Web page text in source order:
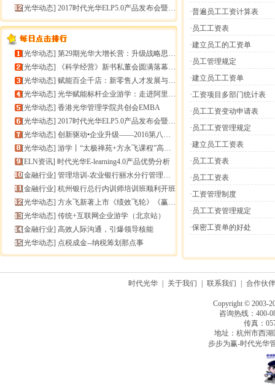
[光华动态] 2017时代光华ELP5.0产品发布会暨构建企业员工
[光华动态] 第29期光华大增长营：升级战略思维，加速企业增长
[光华动态]
《科学经营》新书私董会圆满落幕｜用科学经营助推企业高
[光华动态] 赋能百企千店：新零售人才发展与组织能力微诊断
[光华动态] 光华赋能标杆企业游学：走进阿里巴巴+绿城管理集团
[光华动态] 香港光华管理学院共创会EMBA
[光华动态] 2017时代光华ELP5.0产品发布会暨构建企业员工
[光华动态] 创新驱动•企业升级——2016第八届（中
[光华动态] 游学丨“太极禅苑+方永飞课程”高端商圈项目启动
[ELN资讯] 时代光华E-learning4.0产品优势分析
[金融行业] 管理培训-农业银行丽水分行管理培训
[金融行业] 杭州银行总行内训师培训班顺利开班
[光华动态] 方永飞新著上市《绩效飞轮》《赢在中层》六折抢鲜！
[光华动态] 传统+互联网企业游学（北京站）
[金融行业] 高效人际沟通，引爆领导核能
[光华动态] 点税成金--纳税筹划那点事
·普遍员工工资计算表
·员工工资表
·建立员工的工资单
·员工管理规定
·建立员工工资单
·工资项目多部门统计表
·员工工资变动申请表
·员工工资管理规定
·建立员工工资表
·员工工资表
·员工工资表
·工资管理制度
·员工工资管理规定
·保密工资单的好处
时代光华 关于我们 联系我们 合作伙伴
Copyright © 2003-
咨询热线：400-
传真：
地址：杭州市西
步步为赢-时代光华